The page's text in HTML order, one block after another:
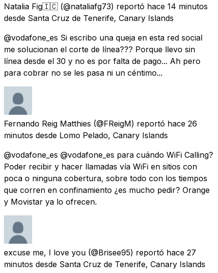
Natalia Fig🇮🇨 (@nataliafg73) reportó hace 14 minutos
desde Santa Cruz de Tenerife, Canary Islands
@vodafone_es Si escribo una queja en esta red social
me solucionan el corte de línea??? Porque llevo sin
línea desde el 30 y no es por falta de pago... Ah pero
para cobrar no se les pasa ni un céntimo...
Fernando Reig Matthies (@FReigM) reportó hace 26
minutos desde Lomo Pelado, Canary Islands
@vodafone_es @vodafone_es para cuándo WiFi Calling?
Poder recibir y hacer llamadas vía WiFi en sitios con
poca o ninguna cobertura, sobre todo con los tiempos
que corren en confinamiento ¿es mucho pedir? Orange
y Movistar ya lo ofrecen.
excuse me, I love you (@Brisee95) reportó hace 27
minutos desde Santa Cruz de Tenerife, Canary Islands